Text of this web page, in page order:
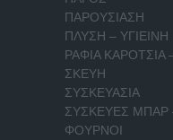
ΠΑΡΟΥΣΙΑΣΗ
ΠΛΥΣΗ – ΥΓΙΕΙΝΗ
ΡΑΦΙΑ ΚΑΡΟΤΣΙΑ
ΣΚΕΥΗ
ΣΥΣΚΕΥΑΣΙΑ
ΣΥΣΚΕΥΕΣ ΜΠΑΡ
ΦΟΥΡΝΟΙ